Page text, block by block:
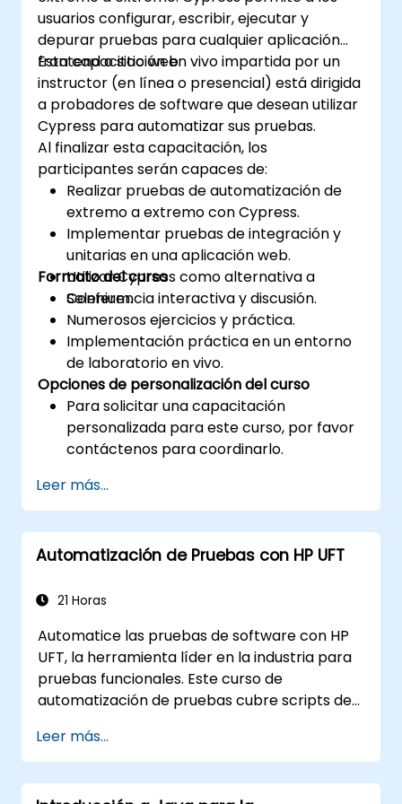
usuarios configurar, escribir, ejecutar y
depurar pruebas para cualquier aplicación
frontend o sitio web.
Esta capacitación en vivo impartida por un
instructor (en línea o presencial) está dirigida
a probadores de software que desean utilizar
Cypress para automatizar sus pruebas.
Al finalizar esta capacitación, los
participantes serán capaces de:
Realizar pruebas de automatización de
extremo a extremo con Cypress.
Implementar pruebas de integración y
unitarias en una aplicación web.
Utilizar Cypress como alternativa a
Selenium.
Formato del curso
Conferencia interactiva y discusión.
Numerosos ejercicios y práctica.
Implementación práctica en un entorno
de laboratorio en vivo.
Opciones de personalización del curso
Para solicitar una capacitación
personalizada para este curso, por favor
contáctenos para coordinarlo.
Leer más...
Automatización de Pruebas con HP UFT
21 Horas
Automatice las pruebas de software con HP
UFT, la herramienta líder en la industria para
pruebas funcionales. Este curso de
automatización de pruebas cubre scripts de
objetos, pruebas parametrizadas, acciones
reutilizables, pruebas de aplicaciones web y
validación de API a través de laboratorios
Leer más...